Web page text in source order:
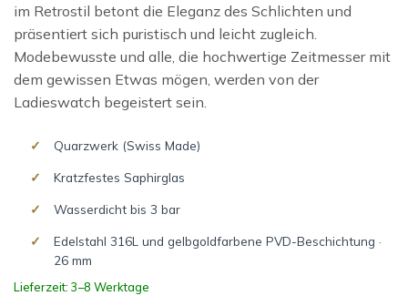
im Retrostil betont die Eleganz des Schlichten und
präsentiert sich puristisch und leicht zugleich.
Modebewusste und alle, die hochwertige Zeitmesser mit
dem gewissen Etwas mögen, werden von der
Ladieswatch begeistert sein.
Quarzwerk (Swiss Made)
Kratzfestes Saphirglas
Wasserdicht bis 3 bar
Edelstahl 316L und gelbgoldfarbene PVD-Beschichtung ·
26 mm
Lieferzeit: 3–8 Werktage